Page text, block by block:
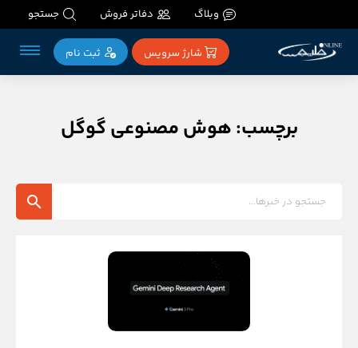
وبلاگ دفاتر فروش جستجو
شارژ سرویس ثبت‌ نام
برچسب: هوش مصنوعی گوگل